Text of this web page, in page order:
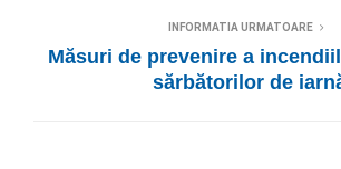
INFORMATIA URMATOARE
Măsuri de prevenire a
sărbătorilor de